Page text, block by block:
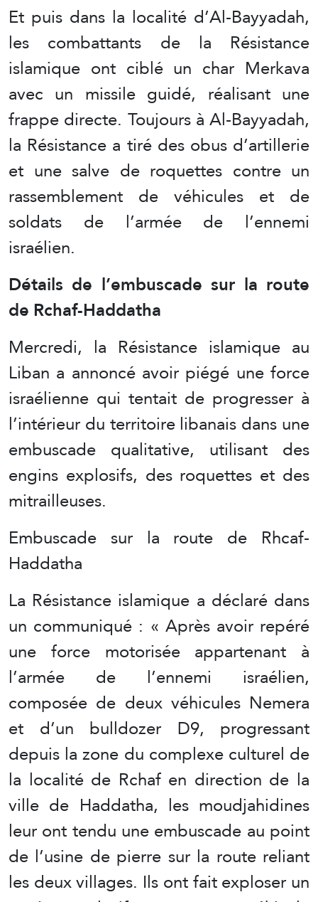
Et puis dans la localité d’Al-Bayyadah,
les combattants de la Résistance
islamique ont ciblé un char Merkava
avec un missile guidé, réalisant une
frappe directe. Toujours à Al-Bayyadah,
la Résistance a tiré des obus d’artillerie
et une salve de roquettes contre un
rassemblement de véhicules et de
soldats de l’armée de l’ennemi
israélien.
Détails de l’embuscade sur la route
de Rchaf-Haddatha
Mercredi, la Résistance islamique au
Liban a annoncé avoir piégé une force
israélienne qui tentait de progresser à
l’intérieur du territoire libanais dans une
embuscade qualitative, utilisant des
engins explosifs, des roquettes et des
mitrailleuses.
Embuscade sur la route de Rhcaf-
Haddatha
La Résistance islamique a déclaré dans
un communiqué : « Après avoir repéré
une force motorisée appartenant à
l’armée de l’ennemi israélien,
composée de deux véhicules Nemera
et d’un bulldozer D9, progressant
depuis la zone du complexe culturel de
la localité de Rchaf en direction de la
ville de Haddatha, les moudjahidines
leur ont tendu une embuscade au point
de l’usine de pierre sur la route reliant
les deux villages. Ils ont fait exploser un